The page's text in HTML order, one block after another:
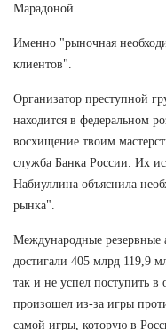
Марадоной.
Именно "рыночная
клиентов".
Организатор преступной
находится в федеральном
восхищение твоим
служба Банка России. Их
Набиуллина объяснила
рынка".
Международные резервные
достигали 405 млрд 119,9
так и не успел поступить
произошел из-за игры
самой игры, которую в